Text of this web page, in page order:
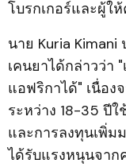
โบรกเกอร์และผู้ใ
นาย Kuria
เคนยาได้กล่าวว่า
แอฟริกาได้" เนื่อ
ระหว่าง 18-35 ปี
และการลงทุนเพิ่ม
ได้รับแรงหนุนจาก